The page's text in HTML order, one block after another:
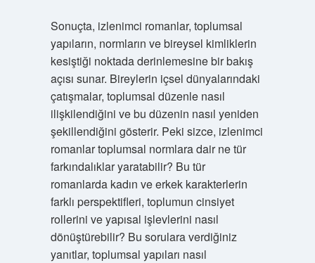
Sonuçta, izlenimci romanlar, toplumsal
yapıların, normların ve bireysel kimliklerin
kesiştiği noktada derinlemesine bir bakış
açısı sunar. Bireylerin içsel dünyalarındaki
çatışmalar, toplumsal düzenle nasıl
ilişkilendiğini ve bu düzenin nasıl yeniden
şekillendiğini gösterir. Peki sizce, izlenimci
romanlar toplumsal normlara dair ne tür
farkındalıklar yaratabilir? Bu tür
romanlarda kadın ve erkek karakterlerin
farklı perspektifleri, toplumun cinsiyet
rollerini ve yapısal işlevlerini nasıl
dönüştürebilir? Bu sorulara verdiğiniz
yanıtlar, toplumsal yapıları nasıl